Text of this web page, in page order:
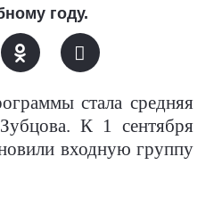
году.
стала средняя
К 1 сентября
входную группу